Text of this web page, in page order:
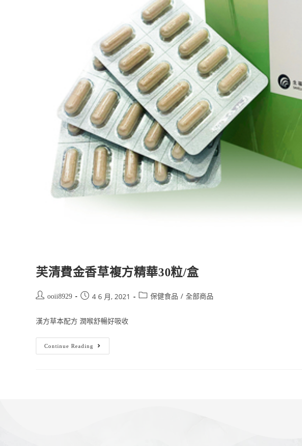
芙清費金香草複方精華30粒/盒
ooii8929 4 6 月, 2021 保健食品 / 全部商品
漢方草本配方 潤喉舒暢好吸收
Continue Reading